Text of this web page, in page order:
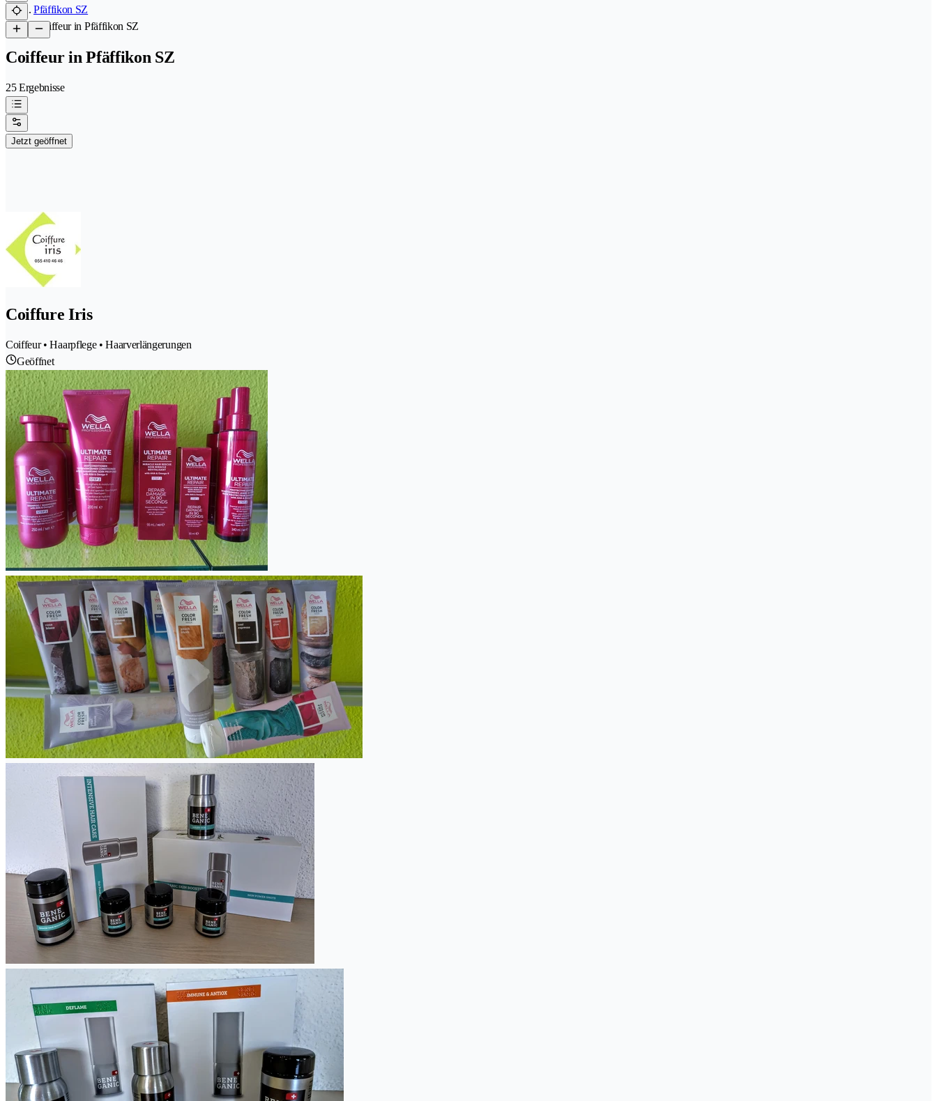
Pfäffikon SZ
/Coiffeur in Pfäffikon SZ
Coiffeur in Pfäffikon SZ
25 Ergebnisse
Jetzt geöffnet
Coiffure Iris
Coiffeur • Haarpflege • Haarverlängerungen
Geöffnet